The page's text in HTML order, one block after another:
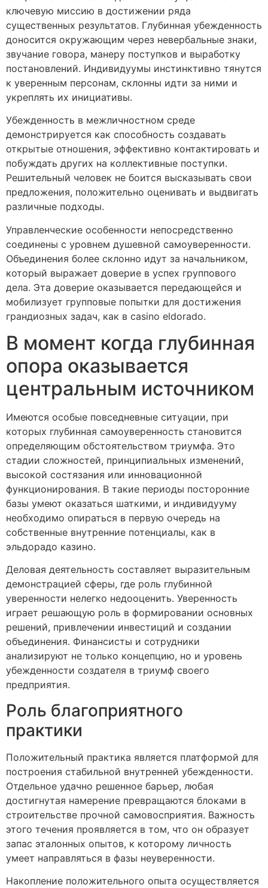
ключевую миссию в достижении ряда
существенных результатов. Глубинная убежденность
доносится окружающим через невербальные знаки,
звучание говора, манеру поступков и выработку
постановлений. Индивидуумы инстинктивно тянутся
к уверенным персонам, склонны идти за ними и
укреплять их инициативы.
Убежденность в межличностном среде
демонстрируется как способность создавать
открытые отношения, эффективно контактировать и
побуждать других на коллективные поступки.
Решительный человек не боится высказывать свои
предложения, положительно оценивать и выдвигать
различные подходы.
Управленческие особенности непосредственно
соединены с уровнем душевной самоуверенности.
Объединения более склонно идут за начальником,
который выражает доверие в успех группового
дела. Эта доверие оказывается передающейся и
мобилизует групповые попытки для достижения
грандиозных задач, как в casino eldorado.
В момент когда глубинная
опора оказывается
центральным источником
Имеются особые повседневные ситуации, при
которых глубинная самоуверенность становится
определяющим обстоятельством триумфа. Это
стадии сложностей, принципиальных изменений,
высокой состязания или инновационной
функционирования. В такие периоды посторонние
базы умеют оказаться шаткими, и индивидууму
необходимо опираться в первую очередь на
собственные внутренние потенциалы, как в
эльдорадо казино.
Деловая деятельность составляет выразительным
демонстрацией сферы, где роль глубинной
уверенности нелегко недооценить. Уверенность
играет решающую роль в формировании основных
решений, привлечении инвестиций и создании
объединения. Финансисты и сотрудники
анализируют не только концепцию, но и уровень
убежденности создателя в триумф своего
предприятия.
Роль благоприятного
практики
Положительный практика является платформой для
построения стабильной внутренней убежденности.
Отдельное удачно решенное барьер, любая
достигнутая намерение превращаются блоками в
строительстве прочной самовосприятия. Важность
этого течения проявляется в том, что он образует
запас эталонных опытов, к которому личность
умеет направляться в фазы неуверенности.
Накопление положительного опыта осуществляется